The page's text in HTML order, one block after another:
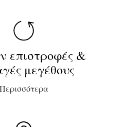
επιστροφές &
μεγέθους
Περισσότερα